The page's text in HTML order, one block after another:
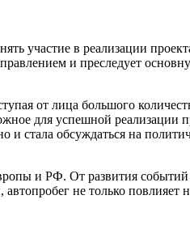
участие в реализации
и преследует
от лица большого
для успешной реализации
и стала обсуждаться на
и РФ. От развития
не только